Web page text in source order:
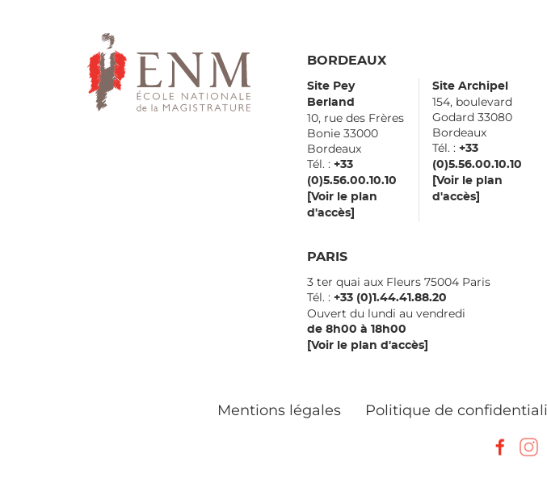
BORDEAUX
Site Pey
Berland
10, rue des Frères
Bonie 33000
Bordeaux
Tél. : +33
(0)5.56.00.10.10
[Voir le plan
d'accès]
Site Archipel
154, boulevard
Godard 33080
Bordeaux
Tél. : +33
(0)5.56.00.10.10
[Voir le plan
d'accès]
PARIS
3 ter quai aux Fleurs 75004 Paris
Tél. : +33 (0)1.44.41.88.20
Ouvert du lundi au vendredi
de 8h00 à 18h00
[Voir le plan d'accès]
Mentions légales Politique de